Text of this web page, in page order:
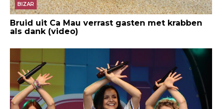
BIZAR
Bruid uit Ca Mau verrast gasten met krabben
als dank (video)